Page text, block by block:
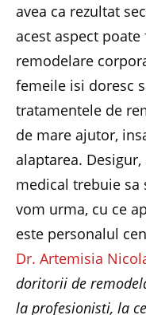
avea ca rezultat
acest aspect
remodelare
femeile isi doresc
tratamentele de
de mare ajutor,
alaptarea.
medical trebuie sa
vom urma, cu ce
este personalul
Dr. Artemisia
doritorii de
la profesionisti, la